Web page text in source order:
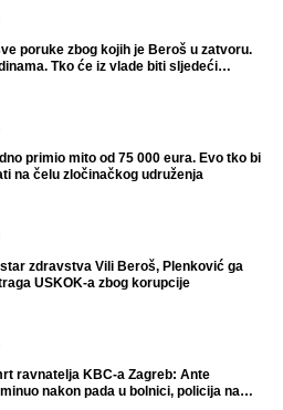
poruke zbog kojih je Beroš u zatvoru.
Tko će iz vlade biti sljedeći
primio mito od 75 000 eura. Evo tko bi
na čelu zločinačkog udruženja
zdravstva Vili Beroš, Plenković ga
USKOK-a zbog korupcije
ravnatelja KBC-a Zagreb: Ante
nakon pada u bolnici, policija na